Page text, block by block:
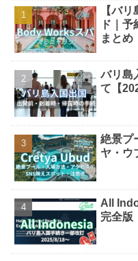
【バ
ド｜
まとめ
バリ島
て【
絶景プ
ヤ・ウ
All
完全版